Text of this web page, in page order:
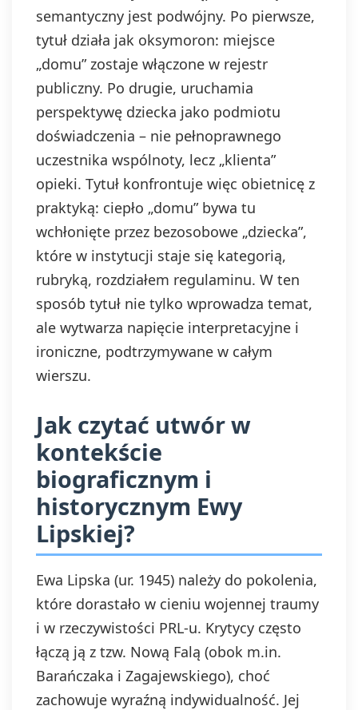
semantyczny jest podwójny. Po pierwsze,
tytuł działa jak oksymoron: miejsce
„domu” zostaje włączone w rejestr
publiczny. Po drugie, uruchamia
perspektywę dziecka jako podmiotu
doświadczenia – nie pełnoprawnego
uczestnika wspólnoty, lecz „klienta”
opieki. Tytuł konfrontuje więc obietnicę z
praktyką: ciepło „domu” bywa tu
wchłonięte przez bezosobowe „dziecka”,
które w instytucji staje się kategorią,
rubryką, rozdziałem regulaminu. W ten
sposób tytuł nie tylko wprowadza temat,
ale wytwarza napięcie interpretacyjne i
ironiczne, podtrzymywane w całym
wierszu.
Jak czytać utwór w
kontekście
biograficznym i
historycznym Ewy
Lipskiej?
Ewa Lipska (ur. 1945) należy do pokolenia,
które dorastało w cieniu wojennej traumy
i w rzeczywistości PRL-u. Krytycy często
łączą ją z tzw. Nową Falą (obok m.in.
Barańczaka i Zagajewskiego), choć
zachowuje wyraźną indywidualność. Jej